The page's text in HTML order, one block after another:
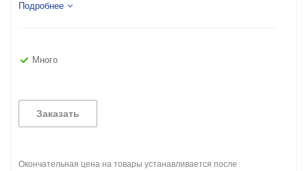
Подробнее
Много
Заказать
Окончательная цена на товары устанавливается после